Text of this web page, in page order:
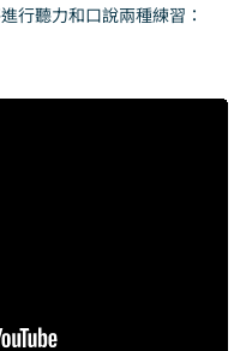
行聽力和口說兩種練習：